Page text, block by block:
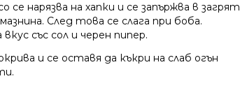
се нарязва на хапки и се запържва в загрят
След това се слага при боба.
със сол и черен пипер.
и се оставя да къкри на слаб огън